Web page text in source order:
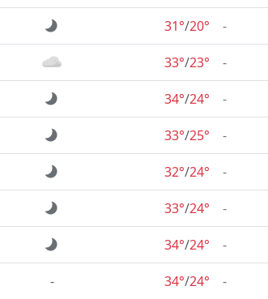
31°/20° -
33°/23° -
34°/24° -
33°/25° -
32°/24° -
33°/24° -
34°/24° -
- 34°/24° -